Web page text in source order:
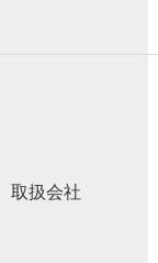
取扱会社